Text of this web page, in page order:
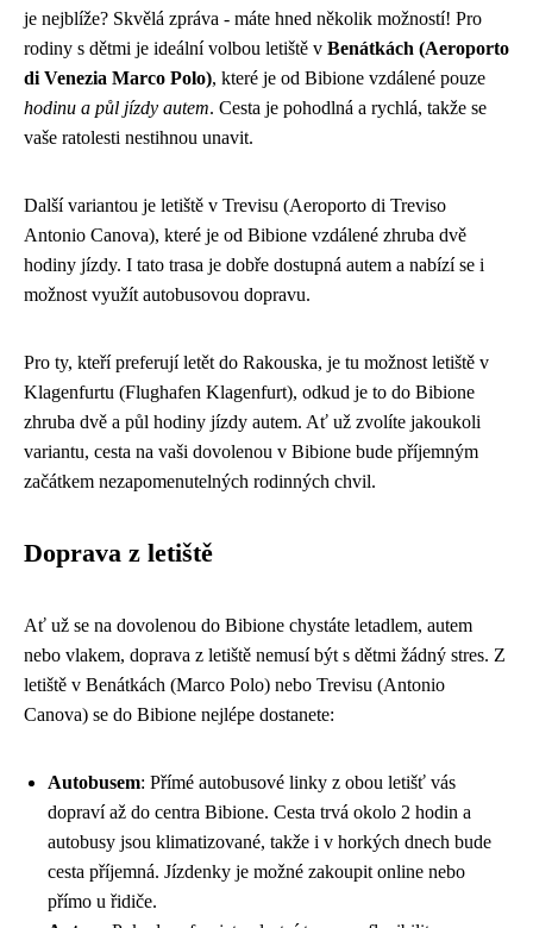
je nejblíže? Skvělá zpráva - máte hned několik možností! Pro
rodiny s dětmi je ideální volbou letiště v Benátkách (Aeroporto
di Venezia Marco Polo), které je od Bibione vzdálené pouze
hodinu a půl jízdy autem. Cesta je pohodlná a rychlá, takže se
vaše ratolesti nestihnou unavit.
Další variantou je letiště v Trevisu (Aeroporto di Treviso
Antonio Canova), které je od Bibione vzdálené zhruba dvě
hodiny jízdy. I tato trasa je dobře dostupná autem a nabízí se i
možnost využít autobusovou dopravu.
Pro ty, kteří preferují letět do Rakouska, je tu možnost letiště v
Klagenfurtu (Flughafen Klagenfurt), odkud je to do Bibione
zhruba dvě a půl hodiny jízdy autem. Ať už zvolíte jakoukoli
variantu, cesta na vaši dovolenou v Bibione bude příjemným
začátkem nezapomenutelných rodinných chvil.
Doprava z letiště
Ať už se na dovolenou do Bibione chystáte letadlem, autem
nebo vlakem, doprava z letiště nemusí být s dětmi žádný stres. Z
letiště v Benátkách (Marco Polo) nebo Trevisu (Antonio
Canova) se do Bibione nejlépe dostanete:
Autobusem: Přímé autobusové linky z obou letišť vás
dopraví až do centra Bibione. Cesta trvá okolo 2 hodin a
autobusy jsou klimatizované, takže i v horkých dnech bude
cesta příjemná. Jízdenky je možné zakoupit online nebo
přímo u řidiče.